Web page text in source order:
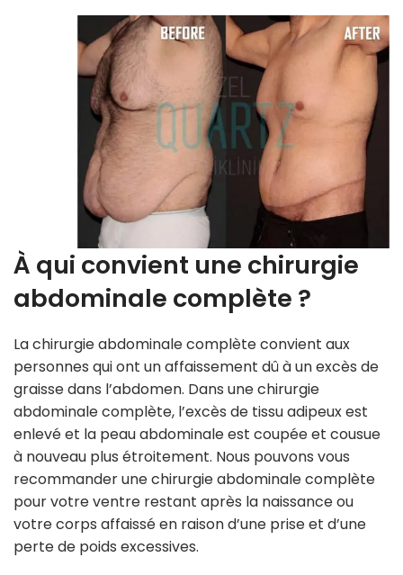
À qui convient une chirurgie
abdominale complète ?
La chirurgie abdominale complète convient aux
personnes qui ont un affaissement dû à un excès de
graisse dans l’abdomen. Dans une chirurgie
abdominale complète, l’excès de tissu adipeux est
enlevé et la peau abdominale est coupée et cousue
à nouveau plus étroitement. Nous pouvons vous
recommander une chirurgie abdominale complète
pour votre ventre restant après la naissance ou
votre corps affaissé en raison d’une prise et d’une
perte de poids excessives.